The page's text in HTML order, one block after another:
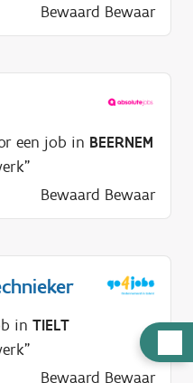
u
Bewaard Bewaar
een job in BEERNEM
Bewaard Bewaar
in TIELT
Bewaard Bewaar